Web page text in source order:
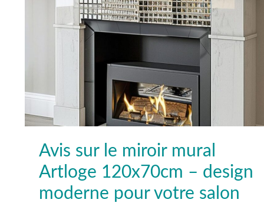
Avis sur le miroir mural
Artloge 120x70cm – design
moderne pour votre salon